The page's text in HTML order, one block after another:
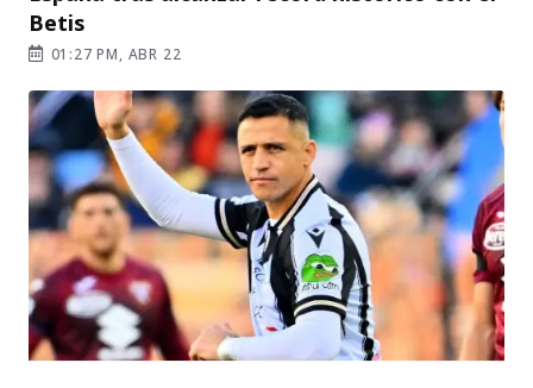
Betis
01:27 PM, ABR 22